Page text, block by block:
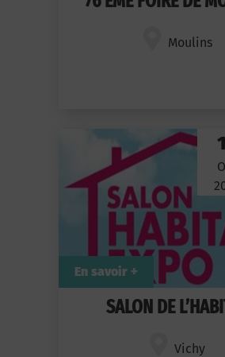
Moulins
SALON DE
Vichy
En savoir +